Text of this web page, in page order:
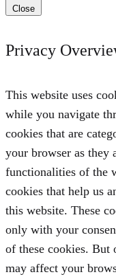
Close
Privacy
This website uses
while you navigate
cookies that are
your browser as they
functionalities of the
cookies that help us
this website. These
only with your
of these cookies. But
may affect your